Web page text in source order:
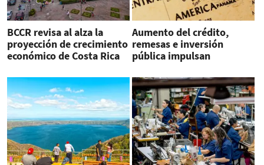
BCCR revisa al alza la
proyección de crecimiento
económico de Costa Rica
Aumento del crédito,
remesas e inversión
pública impulsan
Centroamérica